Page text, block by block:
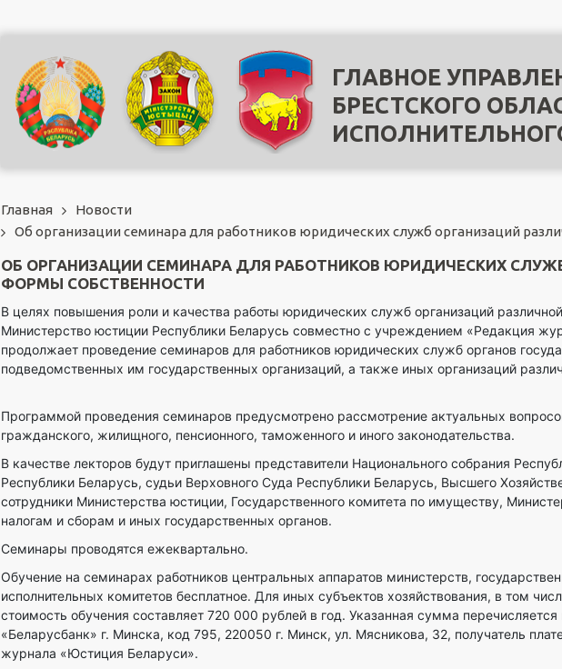
ГЛАВНОЕ
БРЕСТСКОГО
Главная
Новости
Об организации семинара для работников юридических служб организаций
ОБ ОРГАНИЗАЦИИ СЕМИНАРА ДЛЯ РАБОТНИКОВ ЮРИДИЧЕСКИХ
ФОРМЫ СОБСТВЕННОСТИ
В целях повышения роли и качества работы юридических служб организаций
Министерство юстиции Республики Беларусь совместно с учреждением «Редакция
продолжает проведение семинаров для работников юридических служб органов
подведомственных им государственных организаций, а также иных организаций
Программой проведения семинаров предусмотрено рассмотрение актуальных
гражданского, жилищного, пенсионного, таможенного и иного законодательства.
В качестве лекторов будут приглашены представители Национального собрания
Республики Беларусь, судьи Верховного Суда Республики Беларусь, Высшего
сотрудники Министерства юстиции, Государственного комитета по имуществу,
налогам и сборам и иных государственных органов.
Семинары проводятся ежеквартально.
Обучение на семинарах работников центральных аппаратов министерств,
исполнительных комитетов бесплатное. Для иных субъектов хозяйствования, в том
стоимость обучения составляет 720 000 рублей в год. Указанная сумма
«Беларусбанк» г. Минска, код 795, 220050 г. Минск, ул. Мясникова, 32, получатель
журнала «Юстиция Беларуси».